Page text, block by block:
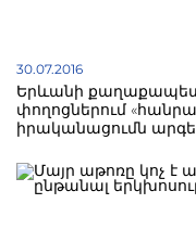
30.07.2016
Երևանի
փողոցներում
իրականացումն